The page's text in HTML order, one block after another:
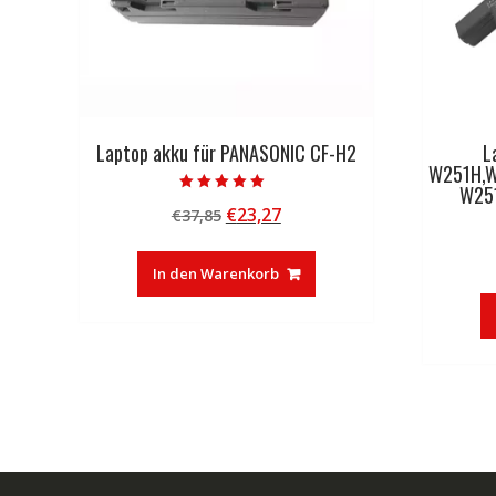
Laptop akku für PANASONIC CF-H2
5.00
von 5
€37,85 Ursprünglicher
war:
€37,85
€23,27Aktueller
ist:
€23,27.
In den Warenkorb